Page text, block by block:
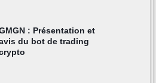
: Présentation et
du bot de trading